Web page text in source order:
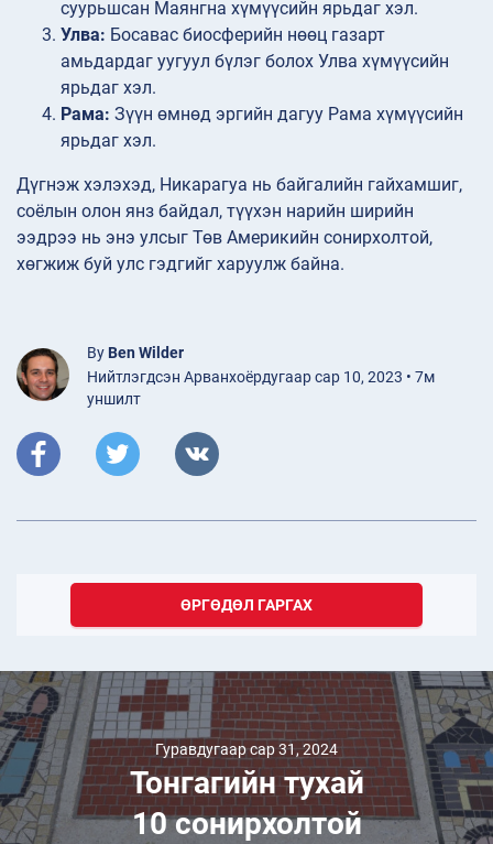
суурьшсан Маянгна хүмүүсийн ярьдаг хэл.
Улва: Босавас биосферийн нөөц газарт
амьдардаг уугуул бүлэг болох Улва хүмүүсийн
ярьдаг хэл.
Рама: Зүүн өмнөд эргийн дагуу Рама хүмүүсийн
ярьдаг хэл.
Дүгнэж хэлэхэд, Никарагуа нь байгалийн гайхамшиг,
соёлын олон янз байдал, түүхэн нарийн ширийн
ээдрээ нь энэ улсыг Төв Америкийн сонирхолтой,
хөгжиж буй улс гэдгийг харуулж байна.
By Ben Wilder
Нийтлэгдсэн Арванхоёрдугаар сар 10, 2023 • 7м
уншилт
ӨРГӨДӨЛ ГАРГАХ
Гуравдугаар сар 31, 2024
Тонгагийн тухай
10 сонирхолтой